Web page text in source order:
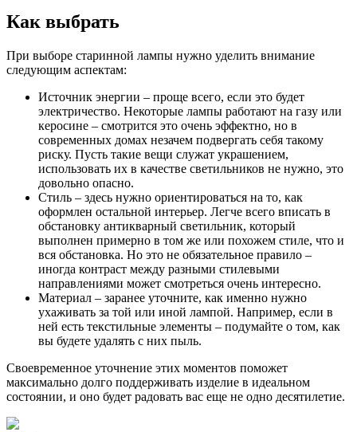
Как выбрать
При выборе старинной лампы нужно уделить внимание
следующим аспектам:
Источник энергии – проще всего, если это будет
электричество. Некоторые лампы работают на газу или
керосине – смотрится это очень эффектно, но в
современных домах незачем подвергать себя такому
риску. Пусть такие вещи служат украшением,
использовать их в качестве светильников не нужно, это
довольно опасно.
Стиль – здесь нужно ориентироваться на то, как
оформлен остальной интерьер. Легче всего вписать в
обстановку антикварный светильник, который
выполнен примерно в том же или похожем стиле, что и
вся обстановка. Но это не обязательное правило –
иногда контраст между разными стилевыми
направлениями может смотреться очень интересно.
Материал – заранее уточните, как именно нужно
ухаживать за той или иной лампой. Например, если в
ней есть текстильные элементы – подумайте о том, как
вы будете удалять с них пыль.
Своевременное уточнение этих моментов поможет
максимально долго поддерживать изделие в идеальном
состоянии, и оно будет радовать вас еще не одно десятилетие.